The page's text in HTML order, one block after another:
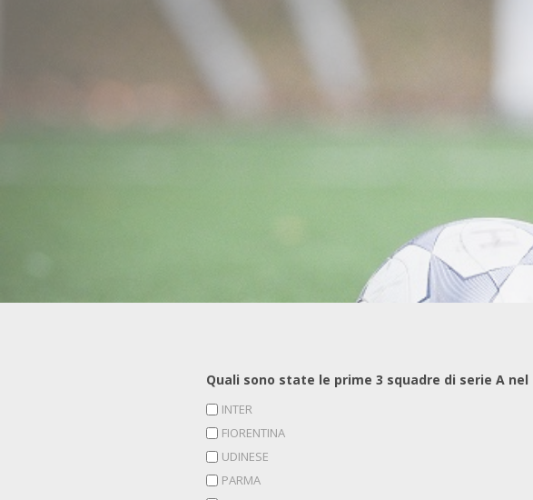
Quali sono state le prime 3 squadre di serie A nel
INTER
FIORENTINA
UDINESE
PARMA